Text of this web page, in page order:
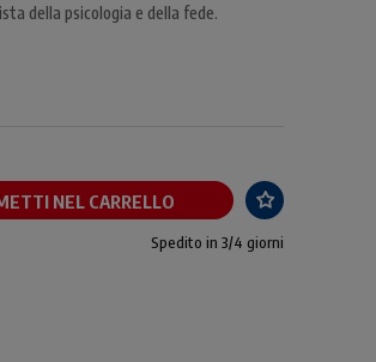
della psicologia e della fede.
NEL CARRELLO
Spedito in 3/4 giorni